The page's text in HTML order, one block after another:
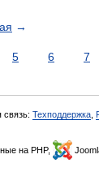
→
5 6 7
связь: Техподдержка
на PHP,